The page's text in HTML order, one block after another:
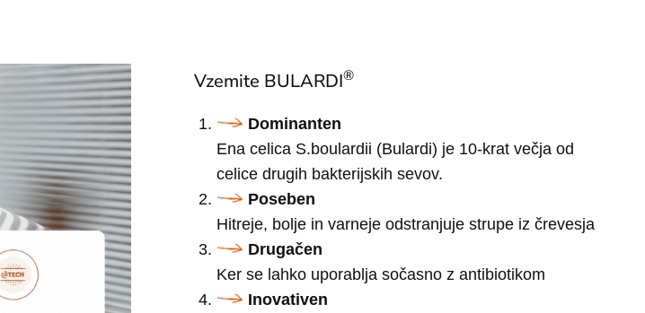
Vzemite BULARDI®
Dominanten
Ena celica S.boulardii (Bulardi) je 10-krat večja od
celice drugih bakterijskih sevov.
Poseben
Hitreje, bolje in varneje odstranjuje strupe iz črevesja
Drugačen
Ker se lahko uporablja sočasno z antibiotikom
Inovativen